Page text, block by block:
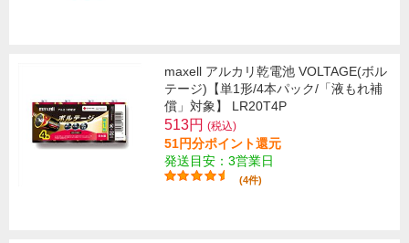
maxell アルカリ乾電池 VOLTAGE(ボル
テージ)【単1形/4本パック/「液もれ補
償」対象】 LR20T4P
513円 (税込)
51円分ポイント還元
発送目安：3営業日
(4件)